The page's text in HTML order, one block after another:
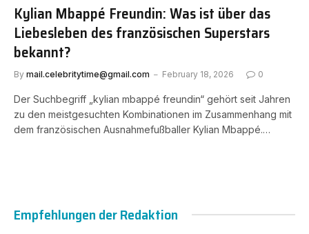
Kylian Mbappé Freundin: Was ist über das
Liebesleben des französischen Superstars
bekannt?
By mail.celebritytime@gmail.com February 18, 2026 0
Der Suchbegriff „kylian mbappé freundin“ gehört seit Jahren
zu den meistgesuchten Kombinationen im Zusammenhang mit
dem französischen Ausnahmefußballer Kylian Mbappé.…
Empfehlungen der Redaktion